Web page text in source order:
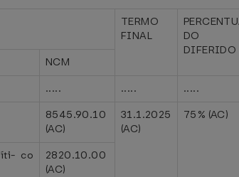
TERMO
FINAL
DO
DIFERIDO
NCM
..... ..... .....
8545.90.10
(AC)
31.1.2025
(AC)
75% (AC)
co
2820.10.00
(AC)